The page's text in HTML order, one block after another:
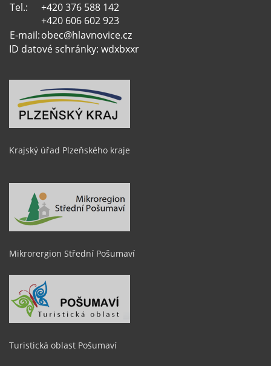
Tel.:
+420 376 588 142
+420 606 602 923
E-mail:obec@hlavnovice.cz
ID datové schránky: wdxbxxr
Krajský úřad Plzeňského kraje
Mikrorergion Střední Pošumaví
Turistická oblast Pošumaví